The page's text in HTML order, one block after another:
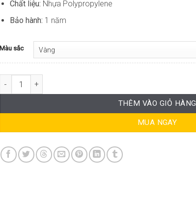
Chất liệu: Nhựa Polypropylene
Bảo hành: 1 năm
Màu sắc
Ghế Cafe Sân Vườn Nhựa Đúc Cao Cấp ST-WC205 số lượng
THÊM VÀO GIỎ HÀNG
MUA NGAY